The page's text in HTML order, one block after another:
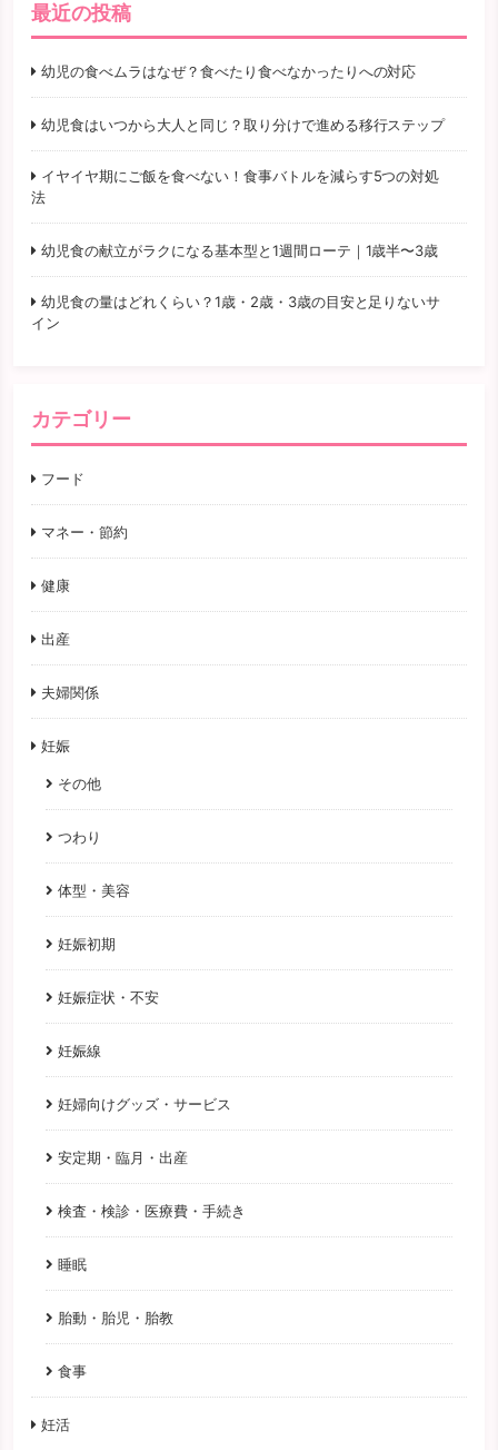
最近の投稿
幼児の食べムラはなぜ？食べたり食べなかったりへの対応
幼児食はいつから大人と同じ？取り分けで進める移行ステップ
イヤイヤ期にご飯を食べない！食事バトルを減らす5つの対処
法
幼児食の献立がラクになる基本型と1週間ローテ｜1歳半〜3歳
幼児食の量はどれくらい？1歳・2歳・3歳の目安と足りないサ
イン
カテゴリー
フード
マネー・節約
健康
出産
夫婦関係
妊娠
その他
つわり
体型・美容
妊娠初期
妊娠症状・不安
妊娠線
妊婦向けグッズ・サービス
安定期・臨月・出産
検査・検診・医療費・手続き
睡眠
胎動・胎児・胎教
食事
妊活